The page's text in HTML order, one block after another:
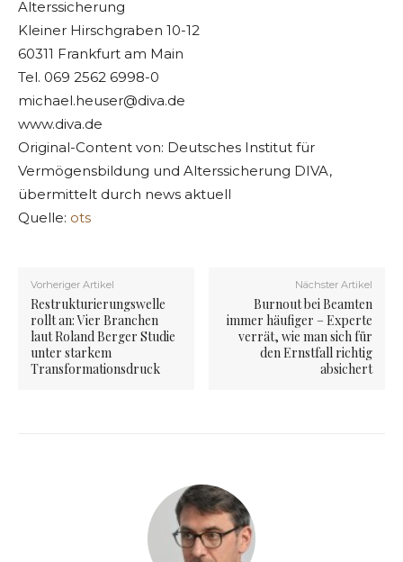
Alterssicherung
Kleiner Hirschgraben 10-12
60311 Frankfurt am Main
Tel. 069 2562 6998-0
michael.heuser@diva.de
www.diva.de
Original-Content von: Deutsches Institut für
Vermögensbildung und Alterssicherung DIVA,
übermittelt durch news aktuell
Quelle: ots
Vorheriger Artikel
Restrukturierungswelle
rollt an: Vier Branchen
laut Roland Berger Studie
unter starkem
Transformationsdruck
Nächster Artikel
Burnout bei Beamten
immer häufiger – Experte
verrät, wie man sich für
den Ernstfall richtig
absichert